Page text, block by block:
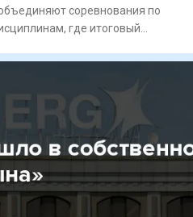
соревнования по
где итоговый